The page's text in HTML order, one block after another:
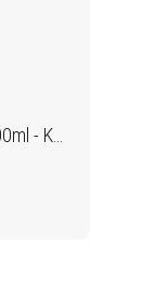
Vattenflaska barn BPA-fri 600ml - Kameleont